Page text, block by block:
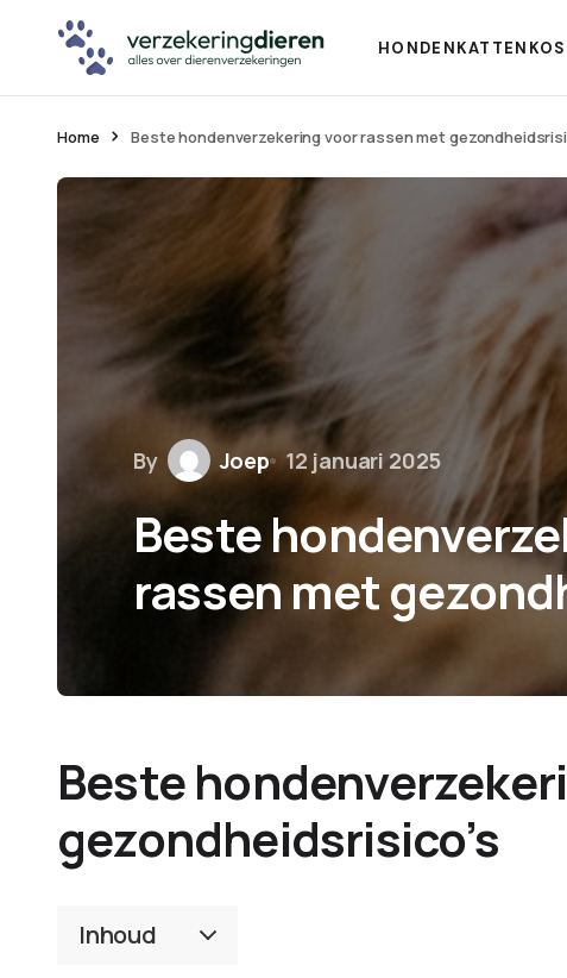
HONDENKATTEN
Home Beste hondenverzekering voor rassen met
By Joep 12 januari 2025
Beste
rassen met
Beste
gezondheidsrisico’s
Inhoud